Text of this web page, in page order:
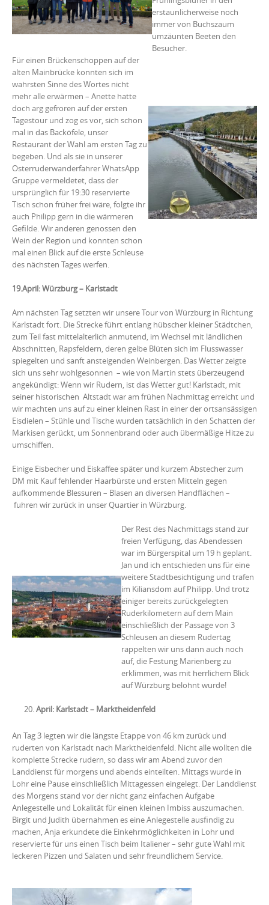
erstaunlicherweise noch
immer von Buchszaum
umzäunten Beeten den
Besucher.
Für einen Brückenschoppen auf der
alten Mainbrücke konnten sich im
wahrsten Sinne des Wortes nicht
mehr alle erwärmen – Anette hatte
doch arg gefroren auf der ersten
Tagestour und zog es vor, sich schon
mal in das Backöfele, unser
Restaurant der Wahl am ersten Tag zu
begeben. Und als sie in unserer
Osterruderwanderfahrer WhatsApp
Gruppe vermeldetet, dass der
ursprünglich für 19:30 reservierte
Tisch schon früher frei wäre, folgte ihr
auch Philipp gern in die wärmeren
Gefilde. Wir anderen genossen den
Wein der Region und konnten schon
mal einen Blick auf die erste Schleuse
des nächsten Tages werfen.
19.April: Würzburg – Karlstadt
Am nächsten Tag setzten wir unsere Tour von Würzburg in Richtung
Karlstadt fort. Die Strecke führt entlang hübscher kleiner Städtchen,
zum Teil fast mittelalterlich anmutend, im Wechsel mit ländlichen
Abschnitten, Rapsfeldern, deren gelbe Blüten sich im Flusswasser
spiegelten und sanft ansteigenden Weinbergen. Das Wetter zeigte
sich uns sehr wohlgesonnen – wie von Martin stets überzeugend
angekündigt: Wenn wir Rudern, ist das Wetter gut! Karlstadt, mit
seiner historischen Altstadt war am frühen Nachmittag erreicht und
wir machten uns auf zu einer kleinen Rast in einer der ortsansässigen
Eisdielen – Stühle und Tische wurden tatsächlich in den Schatten der
Markisen gerückt, um Sonnenbrand oder auch übermäßige Hitze zu
umschiffen.
Einige Eisbecher und Eiskaffee später und kurzem Abstecher zum
DM mit Kauf fehlender Haarbürste und ersten Mitteln gegen
aufkommende Blessuren – Blasen an diversen Handflächen –
fuhren wir zurück in unser Quartier in Würzburg.
Der Rest des Nachmittags stand zur
freien Verfügung, das Abendessen
war im Bürgerspital um 19 h geplant.
Jan und ich entschieden uns für eine
weitere Stadtbesichtigung und trafen
im Kiliansdom auf Philipp. Und trotz
einiger bereits zurückgelegten
Ruderkilometern auf dem Main
einschließlich der Passage von 3
Schleusen an diesem Rudertag
rappelten wir uns dann auch noch
auf, die Festung Marienberg zu
erklimmen, was mit herrlichem Blick
auf Würzburg belohnt wurde!
April: Karlstadt – Marktheidenfeld
An Tag 3 legten wir die längste Etappe von 46 km zurück und
ruderten von Karlstadt nach Marktheidenfeld. Nicht alle wollten die
komplette Strecke rudern, so dass wir am Abend zuvor den
Landdienst für morgens und abends einteilten. Mittags wurde in
Lohr eine Pause einschließlich Mittagessen eingelegt. Der Landdienst
des Morgens stand vor der nicht ganz einfachen Aufgabe
Anlegestelle und Lokalität für einen kleinen Imbiss auszumachen.
Birgit und Judith übernahmen es eine Anlegestelle ausfindig zu
machen, Anja erkundete die Einkehrmöglichkeiten in Lohr und
reservierte für uns einen Tisch beim Italiener – sehr gute Wahl mit
leckeren Pizzen und Salaten und sehr freundlichem Service.